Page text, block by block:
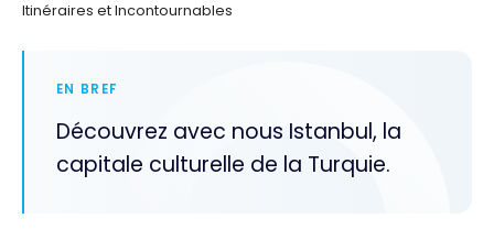
Itinéraires et Incontournables
EN BREF
Découvrez avec nous Istanbul, la
capitale culturelle de la Turquie.